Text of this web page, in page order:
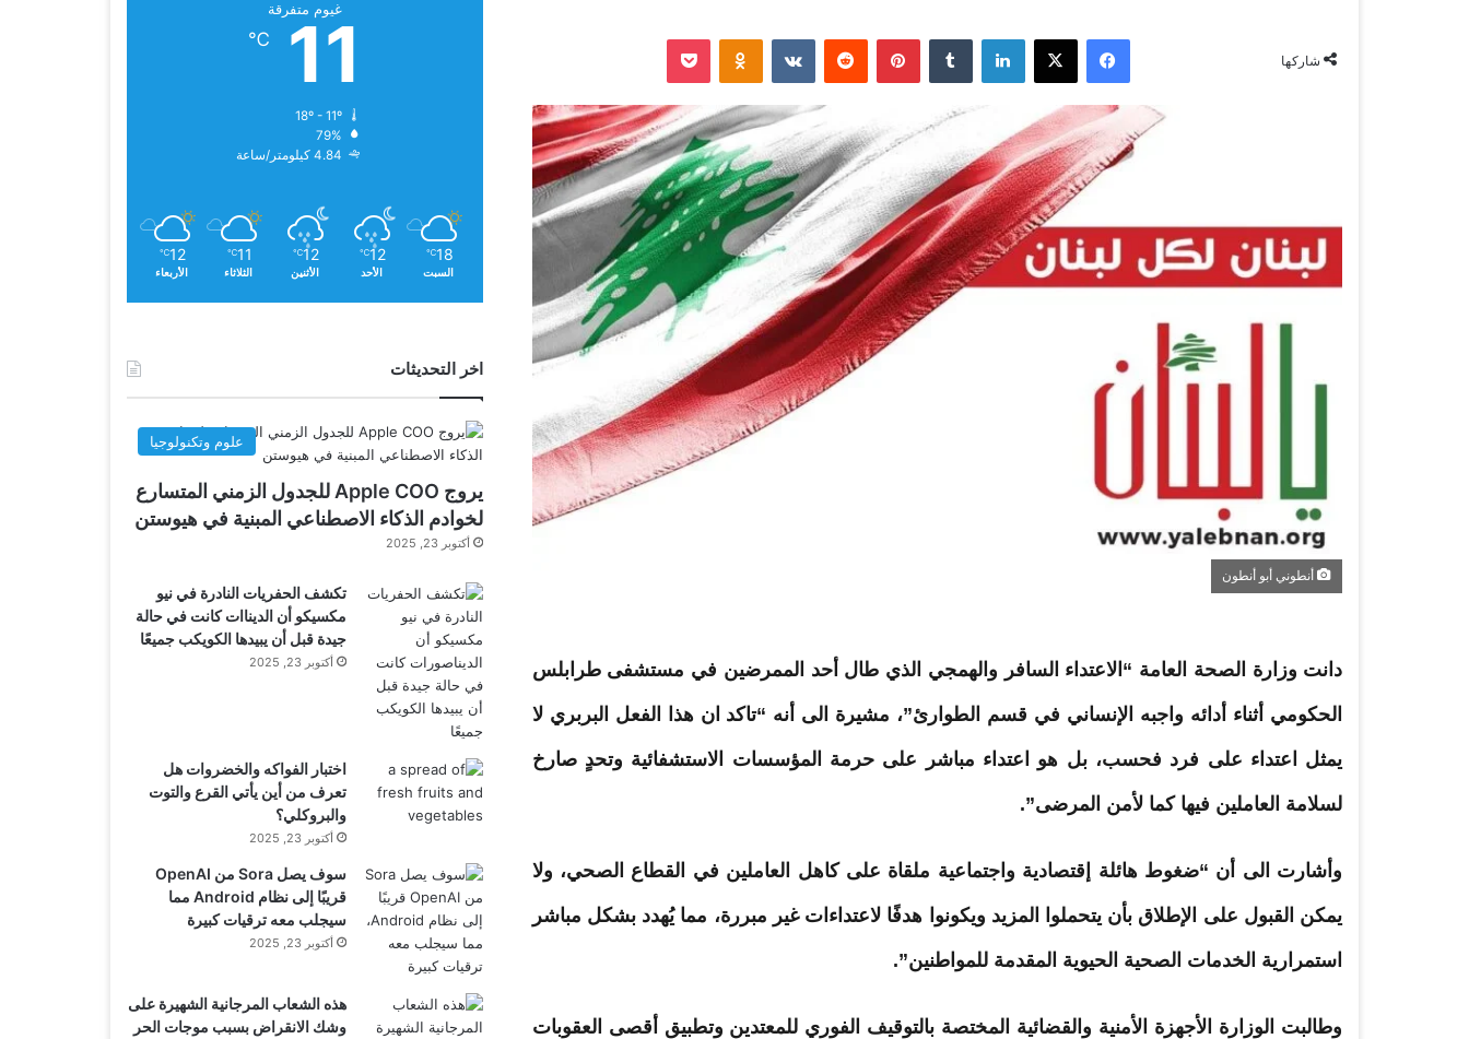
شاركها
فيسبوك ‫X لينكدإن بينتيريست ‏VKontakte
أنطوني أبو أنطون
دانت وزارة الصحة العامة “ الاعتداء السافر والهمجي الذي طال أحد الممرضين في مستشفى طرابلس
الحكومي أثناء أدائه واجبه الإنساني في قسم الطوارئ”، مشيرة الى أنه “تاكد ان هذا الفعل البربري لا
يمثل اعتداء على فرد فحسب، بل هو اعتداء مباشر على حرمة المؤسسات الاستشفائية وتحدٍ صارخ
لسلامة العاملين فيها كما لأمن المرضى”.
وأشارت الى أن “ضغوط هائلة إقتصادية واجتماعية ملقاة على كاهل العاملين في القطاع الصحي، ولا
يمكن القبول على الإطلاق بأن يتحملوا المزيد ويكونوا هدفًا لاعتداءات غير مبررة، مما يُهدد بشكل مباشر
استمرارية الخدمات الصحية الحيوية المقدمة للمواطنين”.
وطالبت الوزارة الأجهزة الأمنية والقضائية المختصة بالتوقيف الفوري للمعتدين وتطبيق أقصى العقوبات
غيوم متفرقة
11
℃
79%
4.84 كيلومتر/ساعة
18
℃
السبت
12
℃
الأحد
12
℃
الأثنين
11
℃
الثلاثاء
12
℃
الأربعاء
اخر التحديثات
علوم وتكنولوجيا
يروج Apple COO للجدول الزمني المتسارع
لخوادم الذكاء الاصطناعي المبنية في هيوستن
أكتوبر 23, 2025
تكشف الحفريات النادرة في نيو
مكسيكو أن الديناات كانت في حالة
جيدة قبل أن يبيدها الكويكب جميعًا
أكتوبر 23, 2025
اختبار الفواكه والخضروات هل
تعرف من أين يأتي القرع والتوت
والبروكلي؟
أكتوبر 23, 2025
سوف يصل Sora من OpenAI
قريبًا إلى نظام Android مما
سيجلب معه ترقيات كبيرة
أكتوبر 23, 2025
هذه الشعاب المرجانية الشهيرة على
وشك الانقراض بسبب موجات الحر